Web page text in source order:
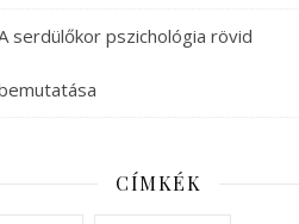
serdülőkor pszichológia rövid
CÍMKÉK